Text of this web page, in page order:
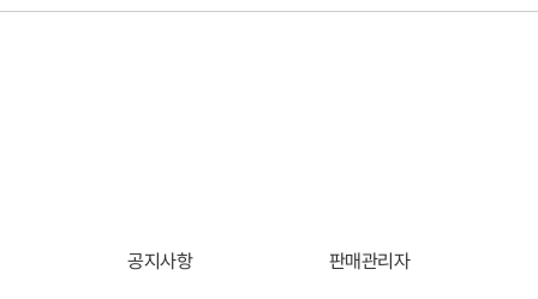
공지사항 판매관리자